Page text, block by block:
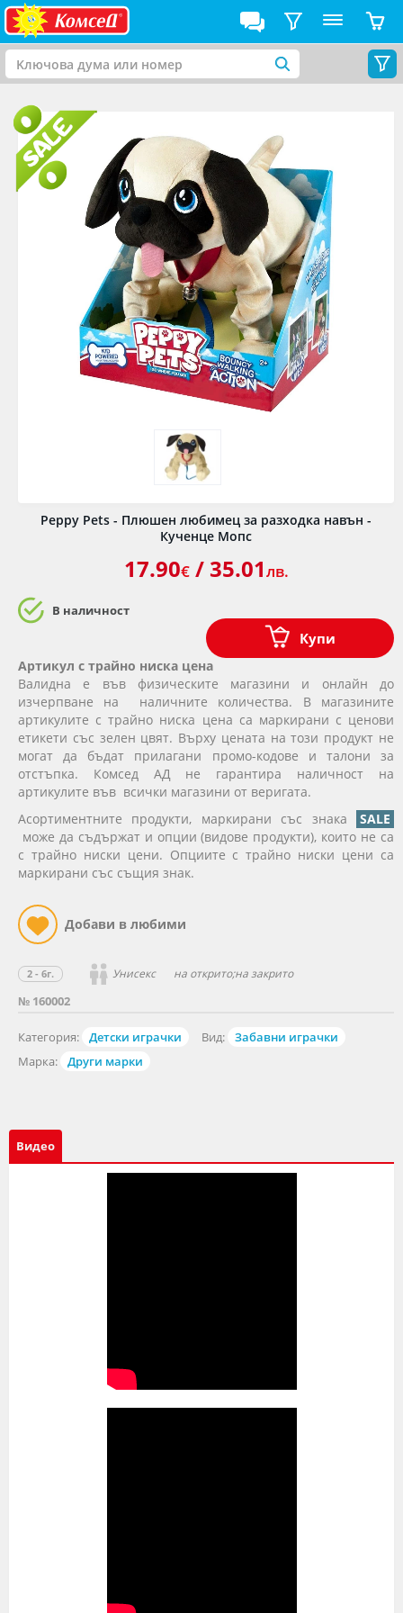
Peppy Pets - Плюшен любимец за разходка навън -
Кученце Мопс
№ 160002
Категория: Детски играчки Вид:
Забавни играчки
Марка:
Други марки
2 - 6г. Унисекс на открито;на закрито
17.90€/ 35.01лв.
В наличност
Артикул с трайно ниска цена
Валидна е във физическите магазини и онлайн до
изчерпване на наличните количества. В магазините
артикулите с трайно ниска цена са маркирани с ценови
етикети със зелен цвят. Върху цената на този продукт не
могат да бъдат прилагани промо-кодове и талони за
отстъпка. Комсед АД не гарантира наличност на
артикулите във всички магазини от веригата.
Асортиментните продукти, маркирани със знака
SALE
може да съдържат и опции (видове продукти), които не са
с трайно ниски цени. Опциите с трайно ниски цени са
маркирани със същия знак.
Купи
Видео